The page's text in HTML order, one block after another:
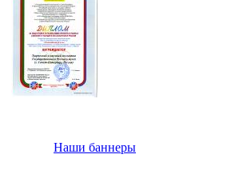
Наши баннеры